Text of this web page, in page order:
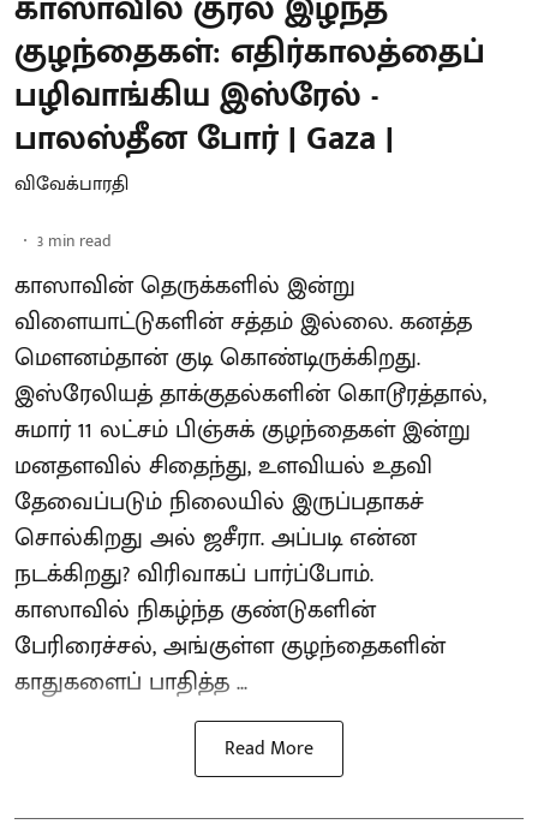
குழந்தைகள்: எதிர்காலத்தைப்
பழிவாங்கிய இஸ்ரேல் -
பாலஸ்தீன போர் | Gaza |
விவேக்பாரதி
3 min read
காஸாவின் தெருக்களில் இன்று
விளையாட்டுகளின் சத்தம் இல்லை. கனத்த
மௌனம்தான் குடி கொண்டிருக்கிறது.
இஸ்ரேலியத் தாக்குதல்களின் கொடூரத்தால்,
சுமார் 11 லட்சம் பிஞ்சுக் குழந்தைகள் இன்று
மனதளவில் சிதைந்து, உளவியல் உதவி
தேவைப்படும் நிலையில் இருப்பதாகச்
சொல்கிறது அல் ஜசீரா. அப்படி என்ன
நடக்கிறது? விரிவாகப் பார்ப்போம்.
காஸாவில் நிகழ்ந்த குண்டுகளின்
பேரிரைச்சல், அங்குள்ள குழந்தைகளின்
காதுகளைப் பாதித்த ...
Read More